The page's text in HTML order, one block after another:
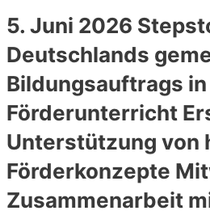
5. Juni 2026
Deutschlands
Bildungsauftrags
Förderunterricht
Unterstützung von
Förderkonzepte
Zusammenarbeit